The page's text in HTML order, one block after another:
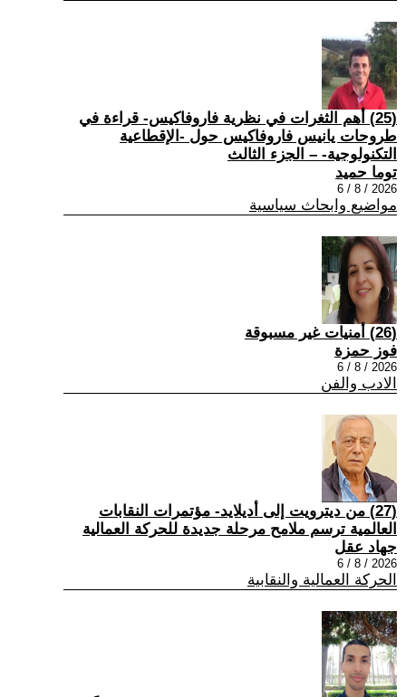
(25) أهم الثغرات في نظرية فاروفاكيس- قراءة في
طروحات يانيس فاروفاكيس حول -الإقطاعية
التكنولوجية- – الجزء الثالث
توما حميد
2026 / 8 / 6
مواضيع وابحاث سياسية
(26) أمنيات غير مسبوقة
فوز حمزة
2026 / 8 / 6
الادب والفن
(27) من ديترويت إلى أديلايد- مؤتمرات النقابات
العالمية ترسم ملامح مرحلة جديدة للحركة العمالية
جهاد عقل
2026 / 8 / 6
الحركة العمالية والنقابية